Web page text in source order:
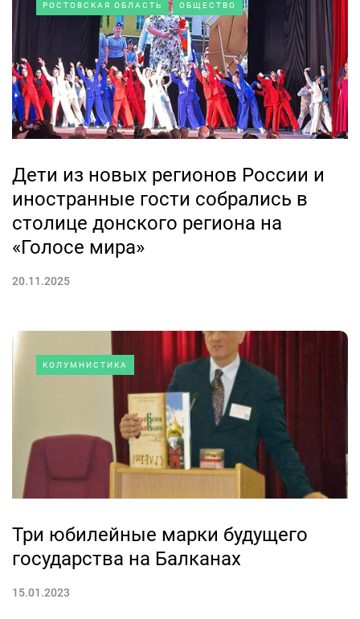
РОСТОВСКАЯ ОБЛАСТЬ ОБЩЕСТВО
Дети из новых регионов России и
иностранные гости собрались в
столице донского региона на
«Голосе мира»
20.11.2025
КОЛУМНИСТИКА
Три юбилейные марки будущего
государства на Балканах
15.01.2023